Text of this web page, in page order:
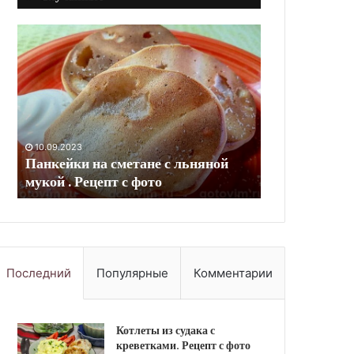
Оладьи
с
карамелизированной
айвой.
Рецепт
фото
10.09.2023
Оладьи с карамелизированной
айвой. Рецепт с фото
Голубцы
картофелем
и
грибами.
Рецепт
фото
Последний Популярные Комментарии
Котлеты из судака с
креветками. Рецепт с фото